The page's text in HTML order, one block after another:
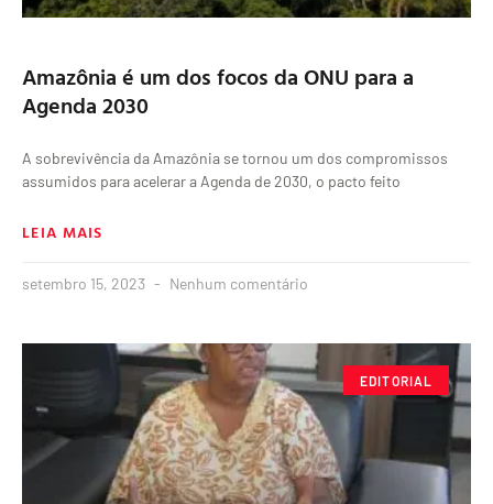
Amazônia é um dos focos da ONU para a
Agenda 2030
A sobrevivência da Amazônia se tornou um dos compromissos
assumidos para acelerar a Agenda de 2030, o pacto feito
LEIA MAIS
setembro 15, 2023 Nenhum comentário
EDITORIAL